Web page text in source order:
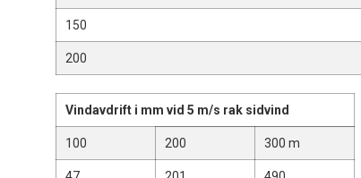
150
200
Vindavdrift i mm vid 5 m/s rak sidvind
100 200 300 m